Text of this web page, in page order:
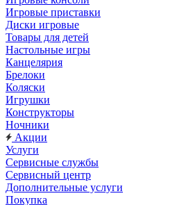
Игровые приставки
Диски игровые
Товары для детей
Настольные игры
Канцелярия
Брелоки
Коляски
Игрушки
Конструкторы
Ночники
Акции
Услуги
Сервисные службы
Сервисный центр
Дополнительные услуги
Покупка